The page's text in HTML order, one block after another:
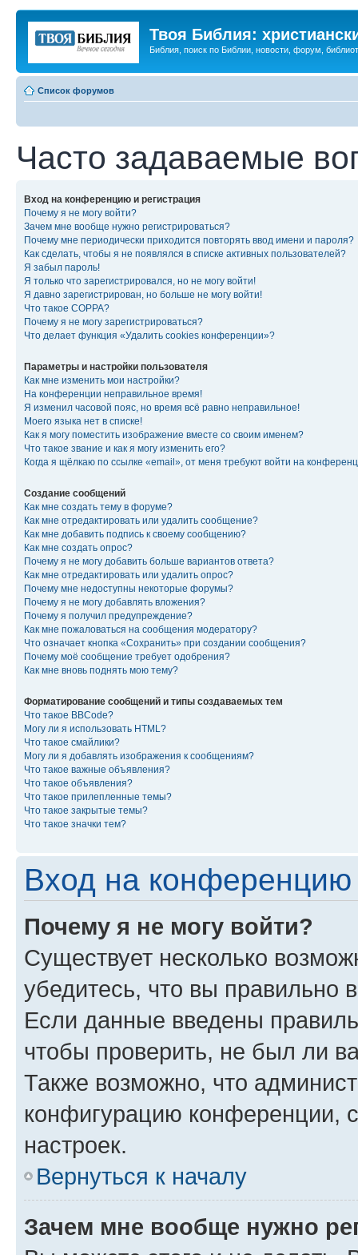
Твоя Библия:
Библия, поиск по Библии, новости, форум,
Список форумов
Часто задаваемые
Вход на конференцию и регистрация
Почему я не могу войти?
Зачем мне вообще нужно регистрироваться?
Почему мне периодически приходится повторять ввод имени и пароля?
Как сделать, чтобы я не появлялся в списке активных пользователей?
Я забыл пароль!
Я только что зарегистрировался, но не могу войти!
Я давно зарегистрирован, но больше не могу войти!
Что такое COPPA?
Почему я не могу зарегистрироваться?
Что делает функция «Удалить cookies конференции»?
Параметры и настройки пользователя
Как мне изменить мои настройки?
На конференции неправильное время!
Я изменил часовой пояс, но время всё равно неправильное!
Моего языка нет в списке!
Как я могу поместить изображение вместе со своим именем?
Что такое звание и как я могу изменить его?
Когда я щёлкаю по ссылке «email», от меня требуют войти на
Создание сообщений
Как мне создать тему в форуме?
Как мне отредактировать или удалить сообщение?
Как мне добавить подпись к своему сообщению?
Как мне создать опрос?
Почему я не могу добавить больше вариантов ответа?
Как мне отредактировать или удалить опрос?
Почему мне недоступны некоторые форумы?
Почему я не могу добавлять вложения?
Почему я получил предупреждение?
Как мне пожаловаться на сообщения модератору?
Что означает кнопка «Сохранить» при создании сообщения?
Почему моё сообщение требует одобрения?
Как мне вновь поднять мою тему?
Форматирование сообщений и типы создаваемых тем
Что такое BBCode?
Могу ли я использовать HTML?
Что такое смайлики?
Могу ли я добавлять изображения к сообщениям?
Что такое важные объявления?
Что такое объявления?
Что такое прилепленные темы?
Что такое закрытые темы?
Что такое значки тем?
Вход на конференцию
Почему я не могу войти?
Существует несколько
убедитесь, что вы правильно
Если данные введены
чтобы проверить, не был ли
Также возможно, что
конфигурацию конференции,
настроек.
Вернуться к началу
Зачем мне вообще нужно